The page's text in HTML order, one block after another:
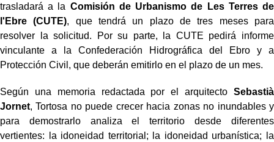
trasladará a la Comisión de Urbanismo de Les Terres de
l'Ebre (CUTE), que tendrá un plazo de tres meses para
resolver la solicitud. Por su parte, la CUTE pedirá informe
vinculante a la Confederación Hidrográfica del Ebro y a
Protección Civil, que deberán emitirlo en el plazo de un mes.
Según una memoria redactada por el arquitecto Sebastià
Jornet, Tortosa no puede crecer hacia zonas no inundables y
para demostrarlo analiza el territorio desde diferentes
vertientes: la idoneidad territorial; la idoneidad urbanística; la